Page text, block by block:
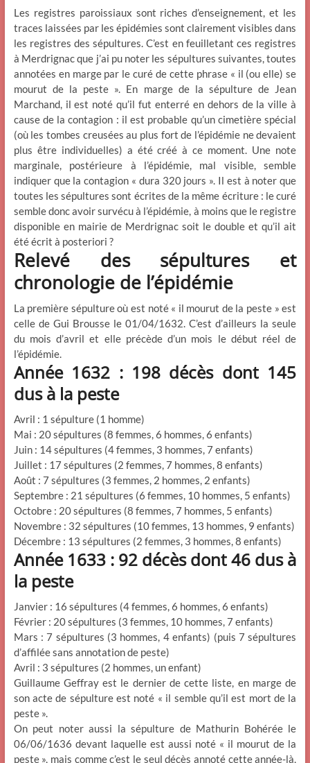
Les registres paroissiaux sont riches d’enseignement, et les
traces laissées par les épidémies sont clairement visibles dans
les registres des sépultures. C’est en feuilletant ces registres
à Merdrignac que j’ai pu noter les sépultures suivantes, toutes
annotées en marge par le curé de cette phrase « il (ou elle) se
mourut de la peste ». En marge de la sépulture de Jean
Marchand, il est noté qu’il fut enterré en dehors de la ville à
cause de la contagion : il est probable qu’un cimetière spécial
(où les tombes creusées au plus fort de l’épidémie ne devaient
plus être individuelles) a été créé à ce moment. Une note
marginale, postérieure à l’épidémie, mal visible, semble
indiquer que la contagion « dura 320 jours ». Il est à noter que
toutes les sépultures sont écrites de la même écriture : le curé
semble donc avoir survécu à l’épidémie, à moins que le registre
disponible en mairie de Merdrignac soit le double et qu’il ait
été écrit à posteriori ?
Relevé des sépultures et
chronologie de l’épidémie
La première sépulture où est noté « il mourut de la peste » est
celle de Gui Brousse le 01/04/1632. C’est d’ailleurs la seule
du mois d’avril et elle précède d’un mois le début réel de
l’épidémie.
Année 1632 : 198 décès dont 145
dus à la peste
Avril : 1 sépulture (1 homme)
Mai : 20 sépultures (8 femmes, 6 hommes, 6 enfants)
Juin : 14 sépultures (4 femmes, 3 hommes, 7 enfants)
Juillet : 17 sépultures (2 femmes, 7 hommes, 8 enfants)
Août : 7 sépultures (3 femmes, 2 hommes, 2 enfants)
Septembre : 21 sépultures (6 femmes, 10 hommes, 5 enfants)
Octobre : 20 sépultures (8 femmes, 7 hommes, 5 enfants)
Novembre : 32 sépultures (10 femmes, 13 hommes, 9 enfants)
Décembre : 13 sépultures (2 femmes, 3 hommes, 8 enfants)
Année 1633 : 92 décès dont 46 dus à
la peste
Janvier : 16 sépultures (4 femmes, 6 hommes, 6 enfants)
Février : 20 sépultures (3 femmes, 10 hommes, 7 enfants)
Mars : 7 sépultures (3 hommes, 4 enfants) (puis 7 sépultures
d’affilée sans annotation de peste)
Avril : 3 sépultures (2 hommes, un enfant)
Guillaume Geffray est le dernier de cette liste, en marge de
son acte de sépulture est noté « il semble qu’il est mort de la
peste ».
On peut noter aussi la sépulture de Mathurin Bohérée le
06/06/1636 devant laquelle est aussi noté « il mourut de la
peste », mais comme c’est le seul décès annoté cette année-là,